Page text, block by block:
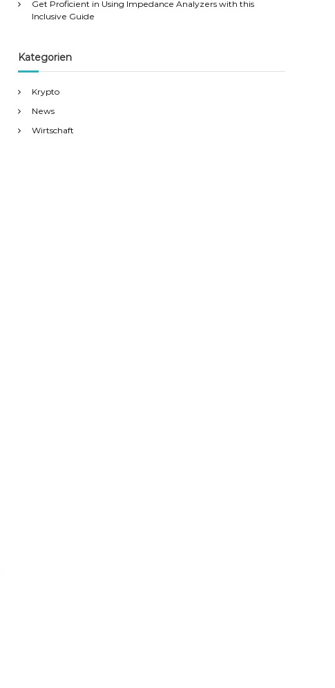
Get Proficient in Using Impedance Analyzers with this
Inclusive Guide
Kategorien
Krypto
News
Wirtschaft